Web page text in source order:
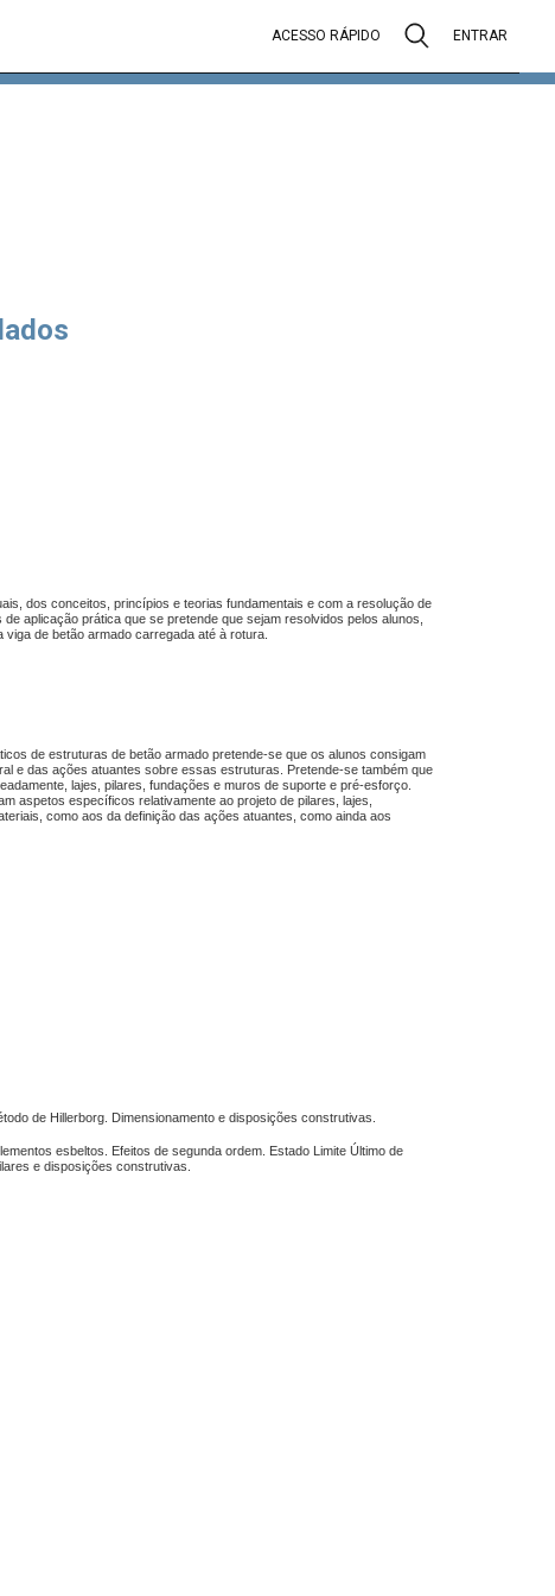
ACESSO RÁPIDO ENTRAR
dos conceitos, princípios e teorias fundamentais e com a resolução de
aplicação prática que se pretende que sejam resolvidos pelos alunos,
de betão armado carregada até à rotura.
de estruturas de betão armado pretende-se que os alunos consigam
e das ações atuantes sobre essas estruturas. Pretende-se também que
lajes, pilares, fundações e muros de suporte e pré-esforço.
aspetos específicos relativamente ao projeto de pilares, lajes,
como aos da definição das ações atuantes, como ainda aos
de Hillerborg. Dimensionamento e disposições construtivas.
esbeltos. Efeitos de segunda ordem. Estado Limite Último de
e disposições construtivas.